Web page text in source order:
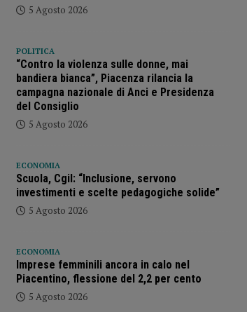
5 Agosto 2026
POLITICA
“Contro la violenza sulle donne, mai
bandiera bianca”, Piacenza rilancia la
campagna nazionale di Anci e Presidenza
del Consiglio
5 Agosto 2026
ECONOMIA
Scuola, Cgil: “Inclusione, servono
investimenti e scelte pedagogiche solide”
5 Agosto 2026
ECONOMIA
Imprese femminili ancora in calo nel
Piacentino, flessione del 2,2 per cento
5 Agosto 2026